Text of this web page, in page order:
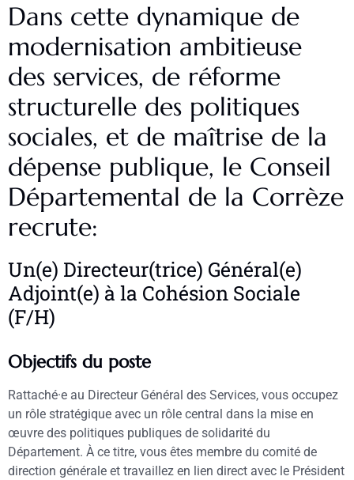
Dans cette dynamique de
modernisation ambitieuse
des services, de réforme
structurelle des politiques
sociales, et de maîtrise de la
dépense publique, le Conseil
Départemental de la Corrèze
recrute:
Un(e) Directeur(trice) Général(e)
Adjoint(e) à la Cohésion Sociale
(F/H)
Objectifs du poste
Rattaché·e au Directeur Général des Services, vous occupez
un rôle stratégique avec un rôle central dans la mise en
œuvre des politiques publiques de solidarité du
Département. À ce titre, vous êtes membre du comité de
direction générale et travaillez en lien direct avec le Président